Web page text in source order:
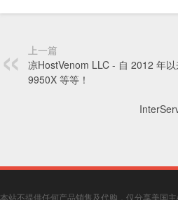
上一篇
凉HostVenom LLC - 自 2012 年
9950X 等等！
本站不提供任何产品销售及代购，仅分享美国